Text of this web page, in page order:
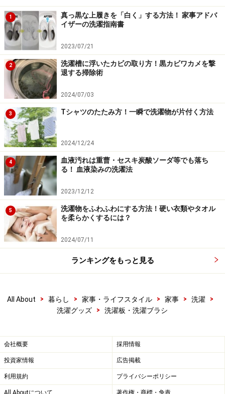
1
真っ黒な上履きを「白く」する方法！ 家事アドバ
イザーの洗濯指南書
2023/07/21
2
洗濯槽に浮いたカビの取り方！黒カビワカメを撃
退する掃除術
2024/07/03
3 Tシャツのたたみ方！一瞬で洗濯物が片付く方法
2024/12/24
4
血液汚れは重曹・セスキ炭酸ソーダ等でも落ち
る！ 血液染みの洗濯法
2023/12/12
5
洗濯物をふわふわにする方法！硬い衣類やタオル
を柔らかくするには？
2024/07/11
ランキングをもっと見る
All About > 暮らし > 家事・ライフスタイル > 家事 > 洗濯
>
洗濯グッズ
> 洗濯板・洗濯ブラシ
会社概要 採用情報
投資家情報 広告掲載
利用規約 プライバシーポリシー